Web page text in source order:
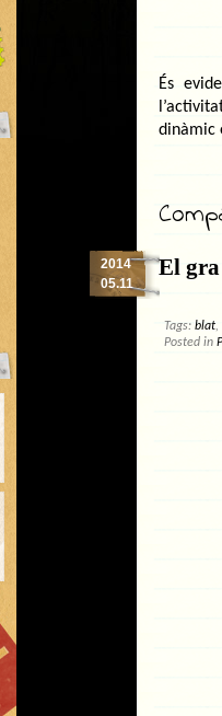
És
dinàmic
El
2014
05.11
Tags: blat,
Posted in